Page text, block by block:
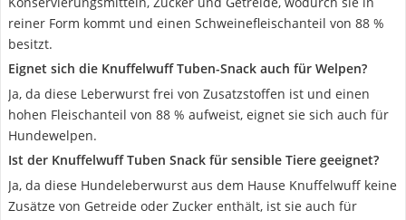
reiner Form kommt und einen Schweinefleischanteil von 88 %
besitzt.
Eignet sich die Knuffelwuff Tuben-Snack auch für Welpen?
Ja, da diese Leberwurst frei von Zusatzstoffen ist und einen
hohen Fleischanteil von 88 % aufweist, eignet sie sich auch für
Hundewelpen.
Ist der Knuffelwuff Tuben Snack für sensible Tiere geeignet?
Ja, da diese Hundeleberwurst aus dem Hause Knuffelwuff keine
Zusätze von Getreide oder Zucker enthält, ist sie auch für